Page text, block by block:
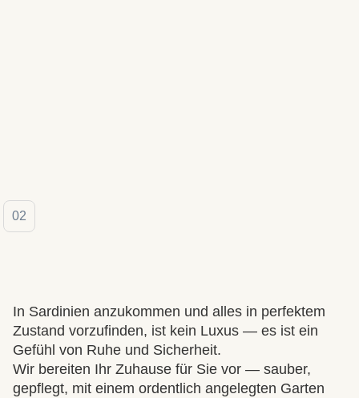
02
In Sardinien anzukommen und alles in perfektem
Zustand vorzufinden, ist kein Luxus — es ist ein
Gefühl von Ruhe und Sicherheit.
Wir bereiten Ihr Zuhause für Sie vor — sauber,
gepflegt, mit einem ordentlich angelegten Garten